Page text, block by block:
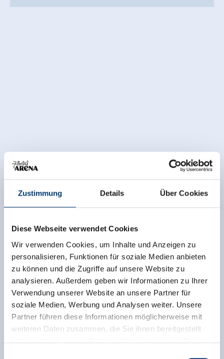
Zustimmung Details Über Cookies
Diese Webseite verwendet Cookies
Wir verwenden Cookies, um Inhalte und Anzeigen zu
personalisieren, Funktionen für soziale Medien anbieten
zu können und die Zugriffe auf unsere Website zu
analysieren. Außerdem geben wir Informationen zu Ihrer
Verwendung unserer Website an unsere Partner für
soziale Medien, Werbung und Analysen weiter. Unsere
Partner führen diese Informationen möglicherweise mit
weiteren Daten zusammen, die Sie ihnen bereitgestellt
haben oder die sie im Rahmen Ihrer Nutzung der Dienste
Zurück zur Übersicht
Jetzt für den newsletter